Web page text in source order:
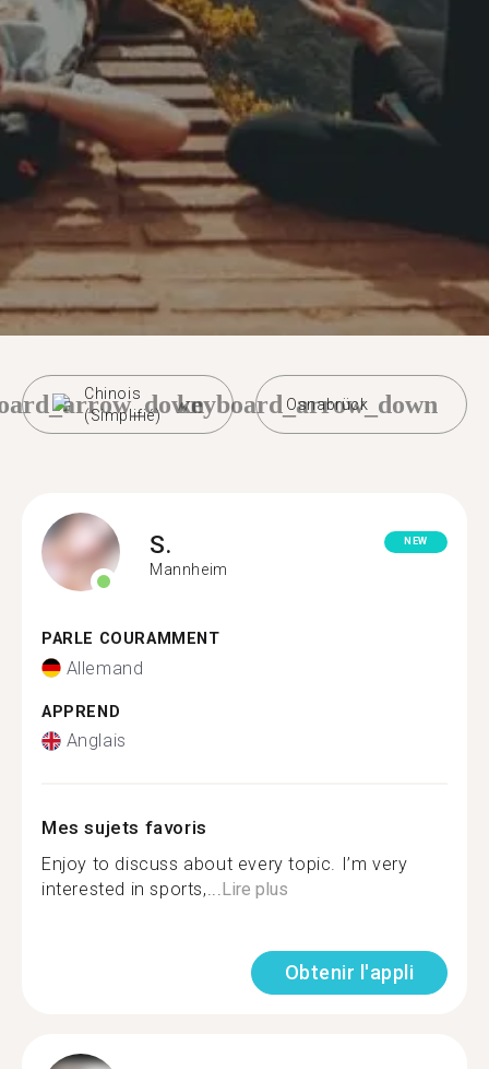
Chinois
(Simplifié)
Osnabrück
keyboard_arrow_down
S.
Mannheim
NEW
PARLE COURAMMENT
Allemand
APPREND
Anglais
Mes sujets favoris
Enjoy to discuss about every topic. I’m very
interested in sports,...Lire plus
Obtenir l'appli